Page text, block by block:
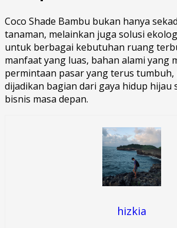
Coco Shade Bambu bukan hanya
tanaman, melainkan juga solusi
untuk berbagai kebutuhan ruang
manfaat yang luas, bahan alami yang
permintaan pasar yang terus
dijadikan bagian dari gaya hidup hijau
bisnis masa depan.
hizkia